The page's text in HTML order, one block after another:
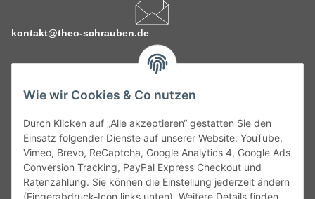
Wie wir Cookies & Co nutzen
Durch Klicken auf „Alle akzeptieren“ gestatten Sie den
Einsatz folgender Dienste auf unserer Website: YouTube,
Vimeo, Brevo, ReCaptcha, Google Analytics 4, Google Ads
Conversion Tracking, PayPal Express Checkout und
Ratenzahlung. Sie können die Einstellung jederzeit ändern
(Fingerabdruck-Icon links unten). Weitere Details finden
kontakt@theo-schrauben.de
Service
Gesetzliche Informationen